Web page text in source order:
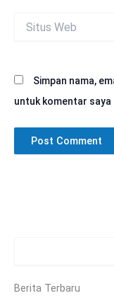
Web
Simpan nama,
untuk komentar saya
Berita Terbaru